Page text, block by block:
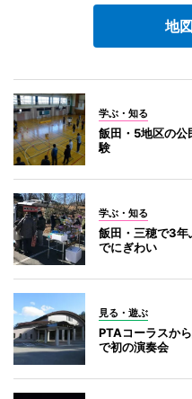
地
学ぶ・知る
飯田・5地区の公
験
学ぶ・知る
飯田・三穂で3
でにぎわい
見る・遊ぶ
PTAコーラスか
で初の演奏会